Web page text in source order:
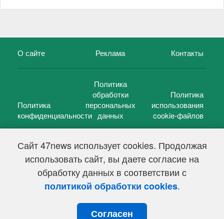
Сайт 47news использует cookies. Продолжая
использовать сайт, вы даете согласие на
обработку данных в соответствии с
политикой обработки cookies.
Согласен
О сайте Реклама Контакты
Политика
конфиденциальности
Политика
обработки
персональных
данных
Политика
использования
cookie-файлов
47 новостей (47 news)2005 — 2026 г.
Свидетельство о регистрации СМИ Эл № ФС 77-39848, выдано
Федеральной службой по надзору в сфере связи,
информационных технологий и массовых коммуникаций